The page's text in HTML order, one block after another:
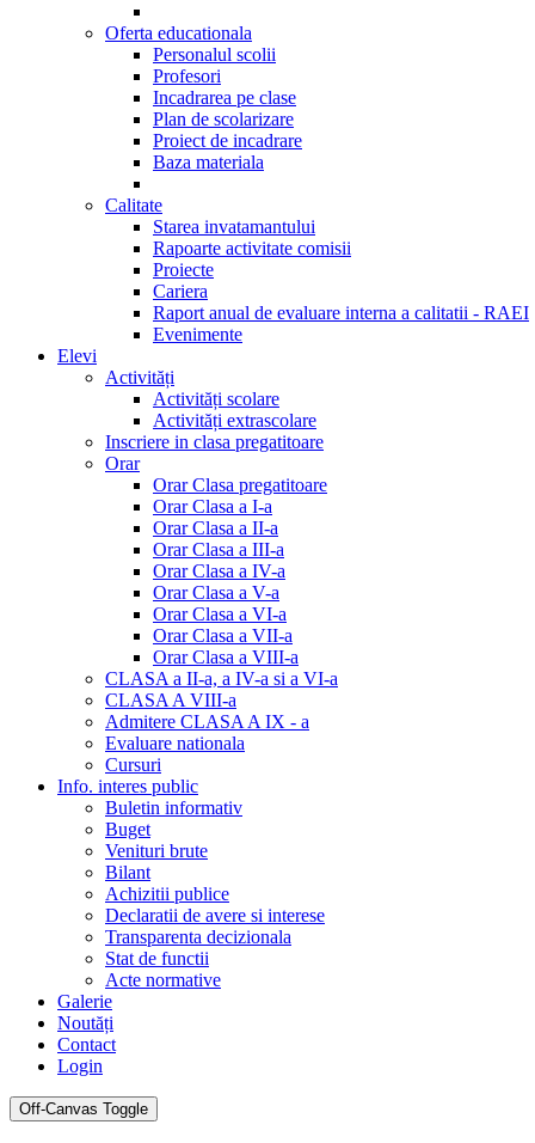
Oferta educationala
Personalul scolii
Profesori
Incadrarea pe clase
Plan de scolarizare
Proiect de incadrare
Baza materiala
Calitate
Starea invatamantului
Rapoarte activitate comisii
Proiecte
Cariera
Raport anual de evaluare interna a calitatii - RAEI
Evenimente
Elevi
Activități
Activități scolare
Activități extrascolare
Inscriere in clasa pregatitoare
Orar
Orar Clasa pregatitoare
Orar Clasa a I-a
Orar Clasa a II-a
Orar Clasa a III-a
Orar Clasa a IV-a
Orar Clasa a V-a
Orar Clasa a VI-a
Orar Clasa a VII-a
Orar Clasa a VIII-a
CLASA a II-a, a IV-a si a VI-a
CLASA A VIII-a
Admitere CLASA A IX - a
Evaluare nationala
Cursuri
Info. interes public
Buletin informativ
Buget
Venituri brute
Bilant
Achizitii publice
Declaratii de avere si interese
Transparenta decizionala
Stat de functii
Acte normative
Galerie
Noutăți
Contact
Login
Off-Canvas Toggle